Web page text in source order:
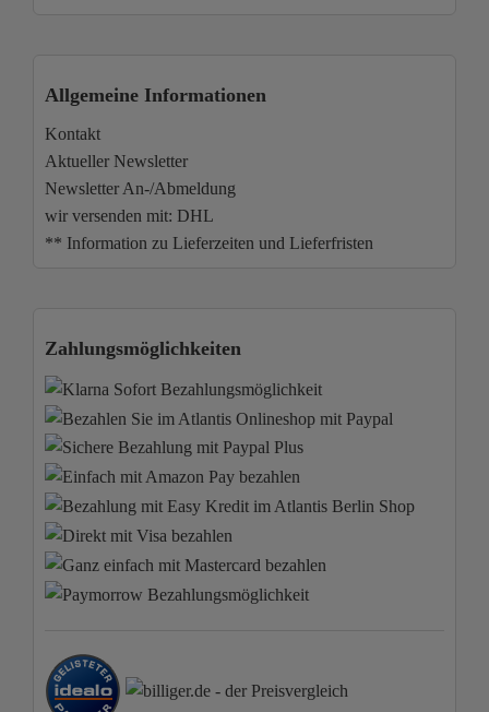
Allgemeine Informationen
Kontakt
Aktueller Newsletter
Newsletter An-/Abmeldung
wir versenden mit: DHL
** Information zu Lieferzeiten und Lieferfristen
Zahlungsmöglichkeiten